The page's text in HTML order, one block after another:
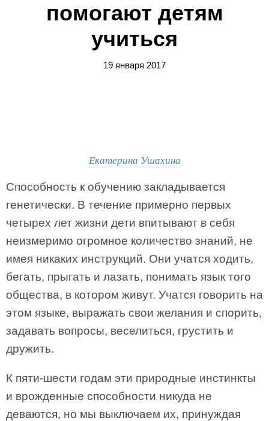
помогают детям
учиться
19 января 2017
Екатерина Ушахина
Способность к обучению закладывается
генетически. В течение примерно первых
четырех лет жизни дети впитывают в себя
неизмеримо огромное количество знаний, не
имея никаких инструкций. Они учатся ходить,
бегать, прыгать и лазать, понимать язык того
общества, в котором живут. Учатся говорить на
этом языке, выражать свои желания и спорить,
задавать вопросы, веселиться, грустить и
дружить.
К пяти-шести годам эти природные инстинкты
и врожденные способности никуда не
деваются, но мы выключаем их, принуждая